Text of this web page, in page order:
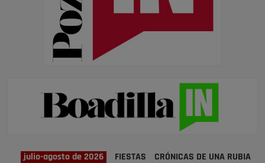
julio-agosto de 2026 FIESTAS
CRÓNICAS DE UNA RUBIA